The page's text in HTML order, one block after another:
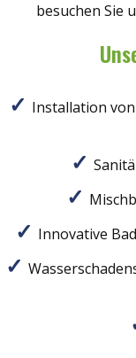
besuchen Sie
Installation
Innovative